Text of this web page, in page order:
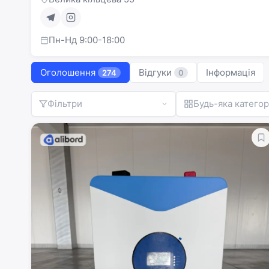
Пн-Нд 9:00-18:00
Оголошення 274 Відгуки 0 Інформація
Фільтри Будь-яка